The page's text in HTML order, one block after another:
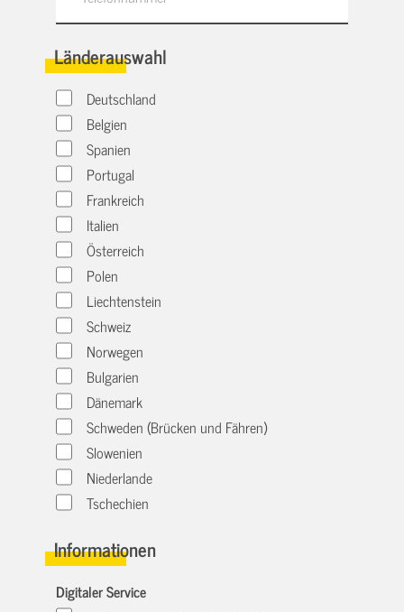
Länderauswahl
Deutschland
Belgien
Spanien
Portugal
Frankreich
Italien
Österreich
Polen
Liechtenstein
Schweiz
Norwegen
Bulgarien
Dänemark
Schweden (Brücken und Fähren)
Slowenien
Niederlande
Tschechien
Informationen
Digitaler Service